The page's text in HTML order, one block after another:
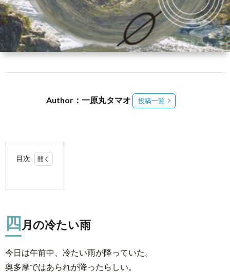
Author：一原丸タマオ 投稿一覧
目次
四
の
冷
た
い
雨
四月の冷たい雨
今日は午前中、冷たい雨が降っていた。
奥多摩ではあられが降ったらしい。